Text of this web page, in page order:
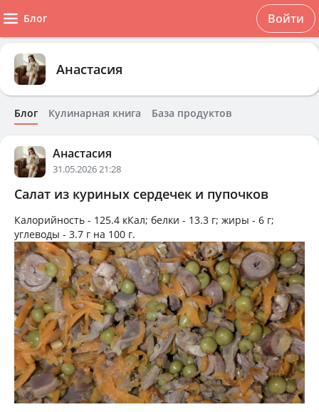
Блог Войти
Анастасия
Блог Кулинарная книга База продуктов
Анастасия
31.05.2026 21:28
Салат из куриных сердечек и пупочков
Калорийность - 125.4 кКал; белки - 13.3 г; жиры - 6 г;
углеводы - 3.7 г на 100 г.